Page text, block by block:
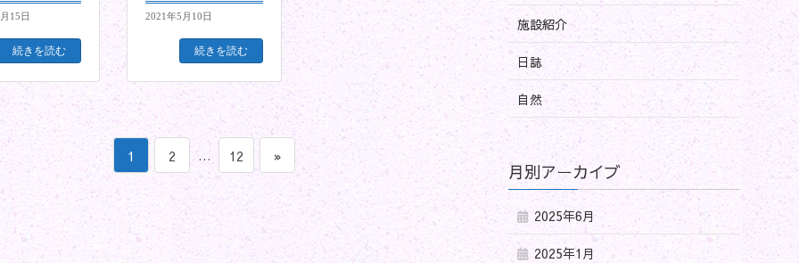
15日
続きを読む
2021年5月10日
続きを読む
ペ
ー
ジ
1
ペ
ジ
2 …
ペ
ー
12 »
施設紹介
日誌
自然
月別アーカイブ
2025年6月
2025年1月